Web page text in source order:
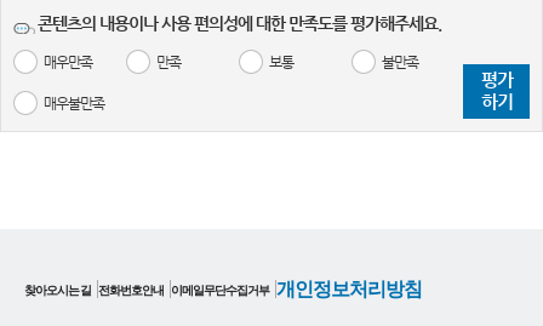
콘텐츠의 내용이나 사용 편의성에 대한 만족도를 평가해주세요.
매우만족 만족 보통 불만족
매우불만족
평가
하기
찾아오시는 길 전화번호안내 이메일무단수집거부 개인정보처리방침